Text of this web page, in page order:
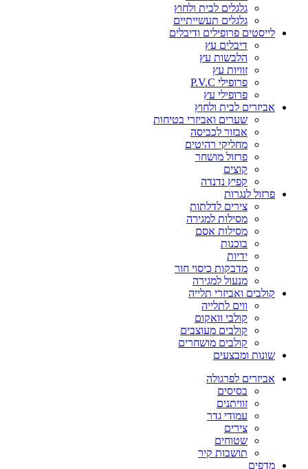
גלגלים לבית ולחוץ
גלגלים תעשייתיים
לייסטים פרופילים ודיבלים
דיבלים עץ
הלבשות עץ
זוויות עץ
פרופילי P.V.C
פרופילי עץ
אביזרים לבית ולחוץ
שערים ואביזרי בטיחות
אבזור לכביסה
מחליקי רהיטים
פרזול מושחר
קוצים
קפיץ נדנדה
פרזול לנגרות
צירים לדלתות
מסילות למגירה
מסילות אסם
בוכנות
ידיות
מדבקות כיסוי חור
מנעול למגירה
קולבים ואביזרי תלייה
ווים לתלייה
קולבי וואקום
קולבים מעוצבים
קולבים מושחרים
שונות ומבצעים
אביזרים לפרגולה
בסיסים
זוויתנים
עמודי גדר
צירים
שטוחים
תושבות קיר
מדפים